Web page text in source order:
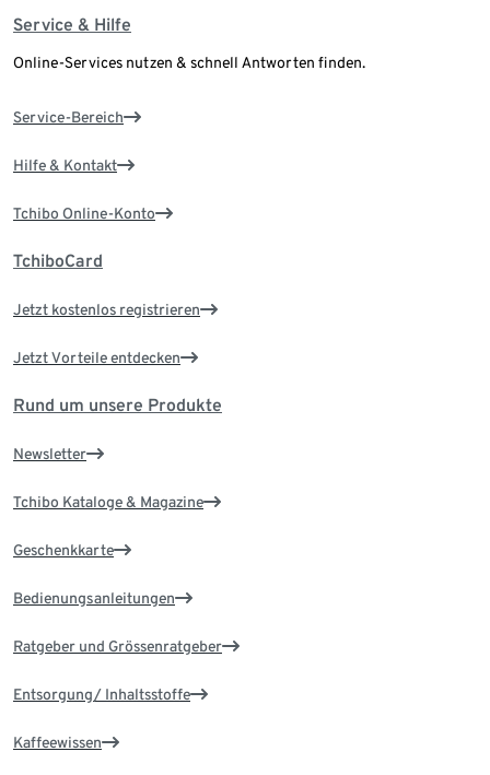
Service & Hilfe
Online-Services nutzen & schnell Antworten finden.
Service-Bereich
Hilfe & Kontakt
Tchibo Online-Konto
TchiboCard
Jetzt kostenlos registrieren
Jetzt Vorteile entdecken
Rund um unsere Produkte
Newsletter
Tchibo Kataloge & Magazine
Geschenkkarte
Bedienungsanleitungen
Ratgeber und Grössenratgeber
Entsorgung/ Inhaltsstoffe
Kaffeewissen